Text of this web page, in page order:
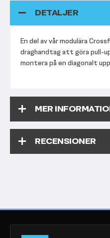
DETALJER
En del av vår modulära
draghandtag att göra pull-
montera på en diagonalt
MER
RECENSIONER